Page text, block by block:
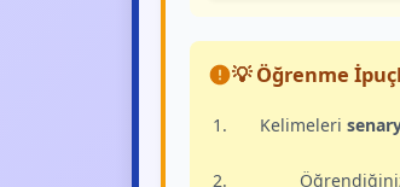
💡 Öğrenme
Kelimeleri